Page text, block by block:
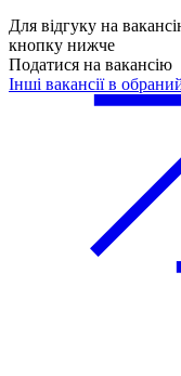
Для відгуку на
кнопку нижче
Податися на вакансію
Інші вакансії в